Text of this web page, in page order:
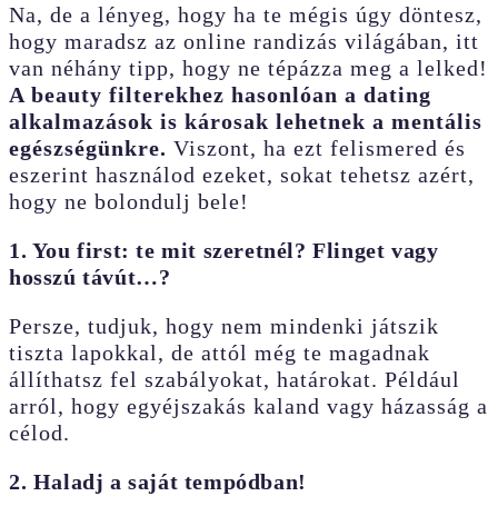
Na, de a lényeg, hogy ha te mégis úgy döntesz,
hogy maradsz az online randizás világában, itt
van néhány tipp, hogy ne tépázza meg a lelked!
A beauty filterekhez hasonlóan a dating
alkalmazások is károsak lehetnek a mentális
egészségünkre. Viszont, ha ezt felismered és
eszerint használod ezeket, sokat tehetsz azért,
hogy ne bolondulj bele!
1. You first: te mit szeretnél? Flinget vagy
hosszú távút…?
Persze, tudjuk, hogy nem mindenki játszik
tiszta lapokkal, de attól még te magadnak
állíthatsz fel szabályokat, határokat. Például
arról, hogy egyéjszakás kaland vagy házasság a
célod.
2. Haladj a saját tempódban!